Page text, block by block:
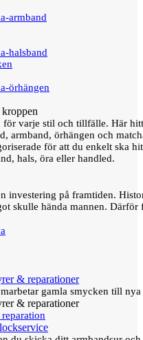
armband
halsband
örhängen
för varje stil och tillfälle. Här
armband, örhängen och
för att du enkelt ska
hals, öra eller handled.
investering på framtiden.
skulle hända mannen.
& reparationer
gamla smycken till
& reparationer